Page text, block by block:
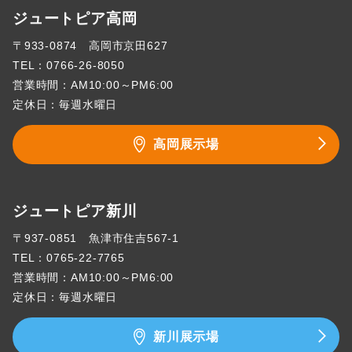
ジュートピア高岡
〒933-0874 高岡市京田627
TEL：0766-26-8050
営業時間：AM10:00～PM6:00
定休日：毎週水曜日
高岡展示場
ジュートピア新川
〒937-0851 魚津市住吉567-1
TEL：0765-22-7765
営業時間：AM10:00～PM6:00
定休日：毎週水曜日
新川展示場